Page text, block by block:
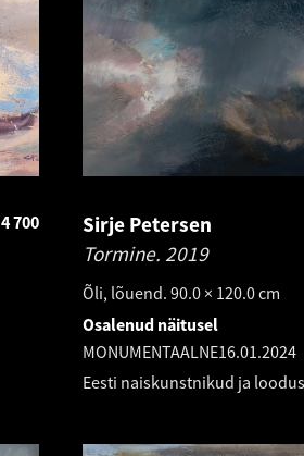
4 700
Sirje Petersen
Tormine. 2019
Õli, lõuend. 90.0 × 120.0 cm
Osalenud näitusel
MONUMENTAALNE16.01.2024
Eesti naiskunstnikud ja loodus